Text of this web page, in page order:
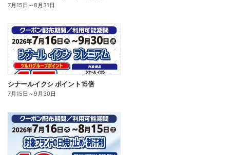
7月15日 ～8月31日
シナールイクシ ポイント15倍
7月15日 ～9月30日